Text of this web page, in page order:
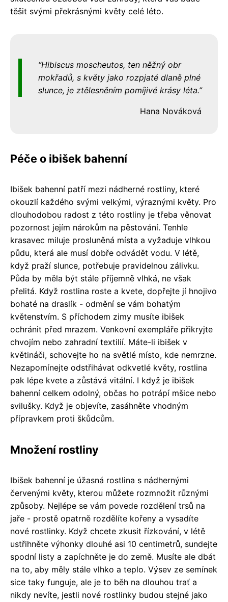
těšit svými překrásnými květy celé léto.
Hibiscus moscheutos, ten něžný obr
mokřadů, s květy jako rozpjaté dlaně plné
slunce, je ztělesněním pomíjivé krásy léta.
Hana Nováková
Péče o ibišek bahenní
Ibišek bahenní patří mezi nádherné rostliny, které
okouzlí každého svými velkými, výraznými květy. Pro
dlouhodobou radost z této rostliny je třeba věnovat
pozornost jejím nárokům na pěstování. Tenhle
krasavec miluje prosluněná místa a vyžaduje vlhkou
půdu, která ale musí dobře odvádět vodu. V létě,
když praží slunce, potřebuje pravidelnou zálivku.
Půda by měla být stále příjemně vlhká, ne však
přelitá. Když rostlina roste a kvete, dopřejte jí hnojivo
bohaté na draslík - odmění se vám bohatým
květenstvím. S příchodem zimy musíte ibišek
ochránit před mrazem. Venkovní exempláře přikryjte
chvojím nebo zahradní textilií. Máte-li ibišek v
květináči, schovejte ho na světlé místo, kde nemrzne.
Nezapomínejte odstřihávat odkvetlé květy, rostlina
pak lépe kvete a zůstává vitální. I když je ibišek
bahenní celkem odolný, občas ho potrápí mšice nebo
svilušky. Když je objevíte, zasáhněte vhodným
přípravkem proti škůdcům.
Množení rostliny
Ibišek bahenní je úžasná rostlina s nádhernými
červenými květy, kterou můžete rozmnožit různými
způsoby. Nejlépe se vám povede rozdělení trsů na
jaře - prostě opatrně rozdělíte kořeny a vysadíte
nové rostlinky. Když chcete zkusit řízkování, v létě
ustřihněte výhonky dlouhé asi 10 centimetrů, sundejte
spodní listy a zapíchněte je do země. Musíte ale dbát
na to, aby měly stále vlhko a teplo. Výsev ze semínek
sice taky funguje, ale je to běh na dlouhou trať a
nikdy nevíte, jestli nové rostlinky budou stejné jako